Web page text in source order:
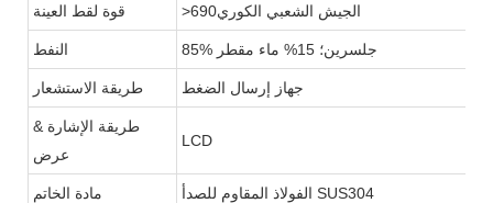
قوة لقط العينة >الجيش الشعبي الكوري690
النفط 85% جلسرين؛ 15% ماء مقطر
طريقة الاستشعار جهاز إرسال الضغط
طريقة الإشارة &
عرض
LCD
مادة الخاتم الفولاذ المقاوم للصدأ SUS304